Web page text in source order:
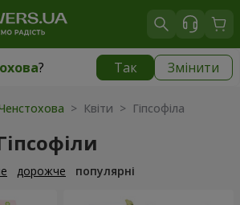
? Так Змінити
| безкоштовно
> Квіти > Гіпсофіла
дорожче популярні